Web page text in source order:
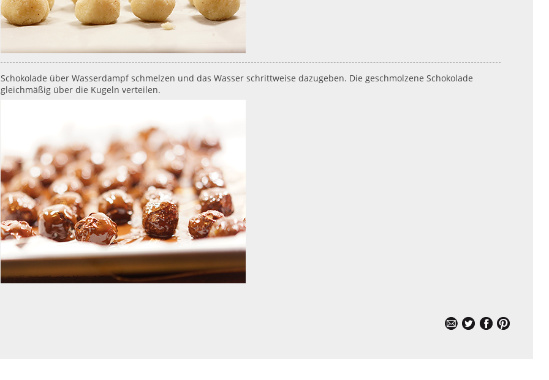
Schokolade über Wasserdampf schmelzen und das Wasser schrittweise dazugeben. Die geschmolzene Schokolade
gleichmäßig über die Kugeln verteilen.